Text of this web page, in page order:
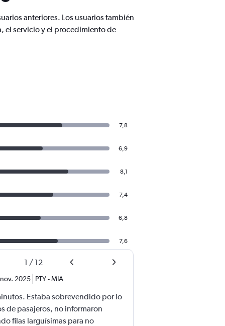
anteriores. Los usuarios también
el servicio y el procedimiento de
7,8
6,9
8,1
7,4
6,8
7,6
1 / 12
nov. 2025 PTY-MIA
Estaba sobrevendido por lo
de pasajeros, no informaron
filas larguísimas para no